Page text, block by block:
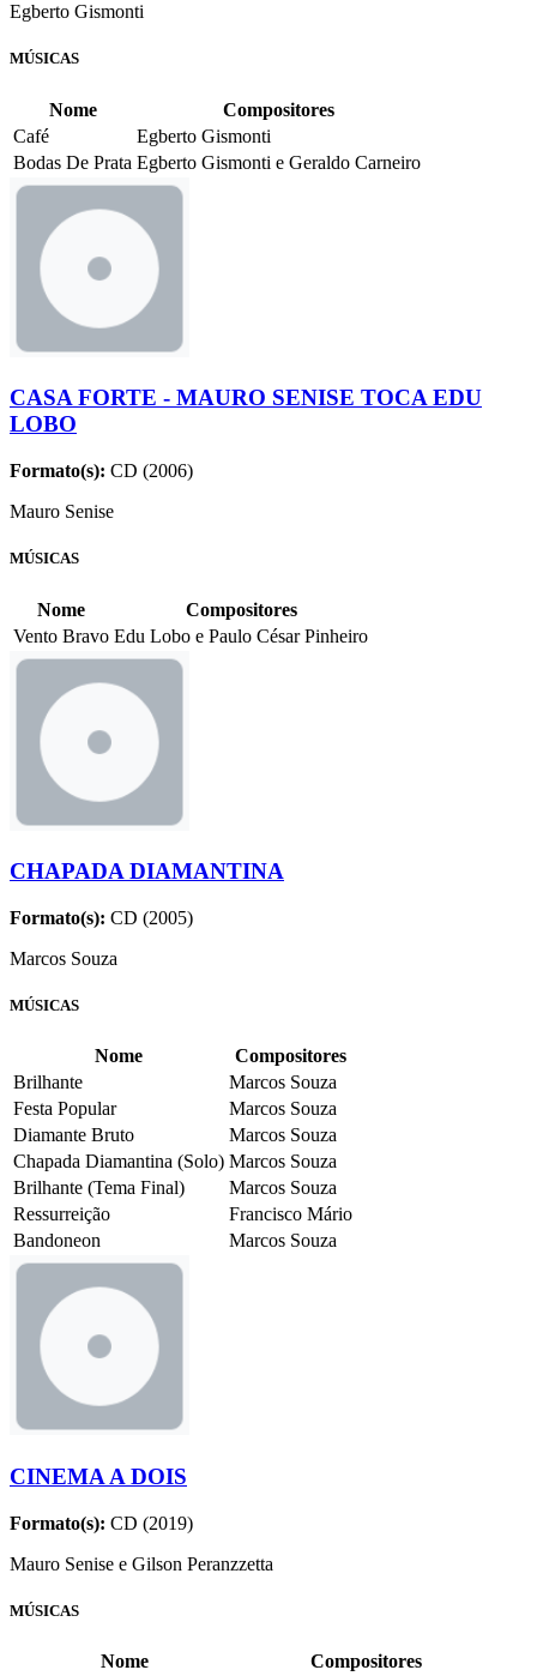
Egberto Gismonti
MÚSICAS
Nome
Compositores
Café
Egberto Gismonti
Bodas De Prata Egberto Gismonti e Geraldo Carneiro
CASA FORTE - MAURO SENISE TOCA EDU
LOBO
Formato(s): CD (2006)
Mauro Senise
MÚSICAS
Nome
Compositores
Vento Bravo Edu Lobo e Paulo César Pinheiro
CHAPADA DIAMANTINA
Formato(s): CD (2005)
Marcos Souza
MÚSICAS
Nome
Compositores
Brilhante
Marcos Souza
Festa Popular
Marcos Souza
Diamante Bruto
Marcos Souza
Chapada Diamantina (Solo) Marcos Souza
Brilhante (Tema Final)
Marcos Souza
Ressurreição
Francisco Mário
Bandoneon
Marcos Souza
CINEMA A DOIS
Formato(s): CD (2019)
Mauro Senise e Gilson Peranzzetta
MÚSICAS
Nome
Compositores